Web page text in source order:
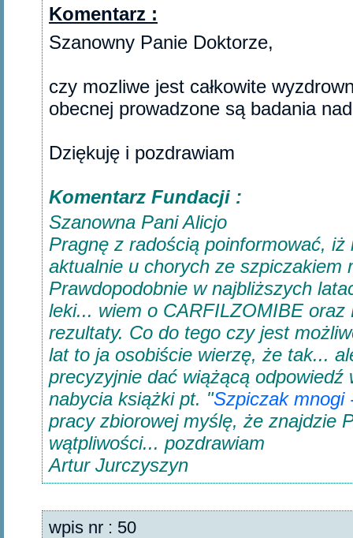
Komentarz :
Szanowny Panie Doktorze,
czy mozliwe jest całkowite
obecnej prowadzone są badania
Dziękuję i pozdrawiam‎
Komentarz Fundacji :
Szanowna Pani Alicjo
Pragnę z radością poinformować,
aktualnie u chorych ze szpiczakiem
Prawdopodobnie w najbliższych
leki... wiem o CARFILZOMIBE
rezultaty. Co do tego czy jest
lat to ja osobiście wierzę, że tak...
precyzyjnie dać wiążącą
nabycia książki pt. "Szpiczak mnogi
pracy zbiorowej myślę, że znajdzie
wątpliwości... pozdrawiam
Artur Jurczyszyn
wpis nr : 50